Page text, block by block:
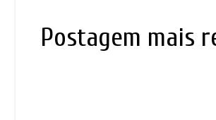
Postagem mais